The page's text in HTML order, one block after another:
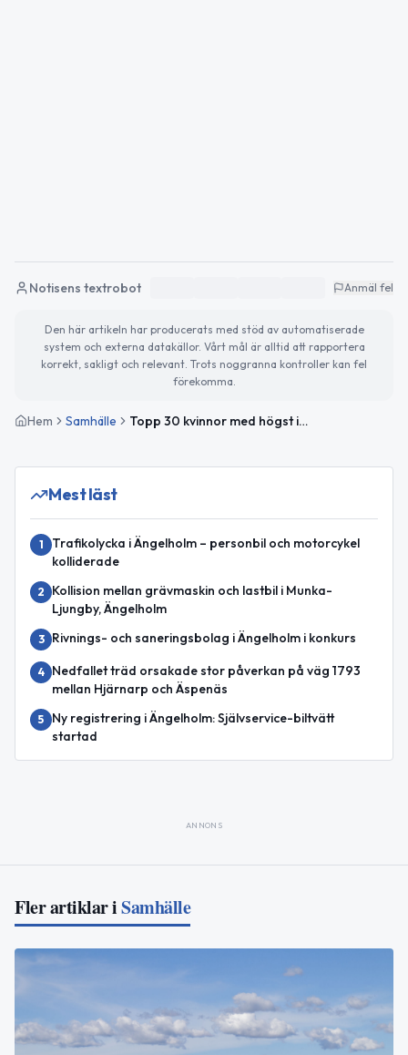
Notisens textrobot Anmäl fel
Den här artikeln har producerats med stöd av automatiserade
system och externa datakällor. Vårt mål är alltid att rapportera
korrekt, sakligt och relevant. Trots noggranna kontroller kan fel
förekomma.
Hem Samhälle Topp 30 kvinnor med högst inkomst i Ängelholm
Mest läst
1
Trafikolycka i Ängelholm – personbil och motorcykel
kolliderade
2
Kollision mellan grävmaskin och lastbil i Munka-
Ljungby, Ängelholm
3 Rivnings- och saneringsbolag i Ängelholm i konkurs
4
Nedfallet träd orsakade stor påverkan på väg 1793
mellan Hjärnarp och Äspenäs
5
Ny registrering i Ängelholm: Självservice-biltvätt
startad
ANNONS
Fler artiklar iSamhälle